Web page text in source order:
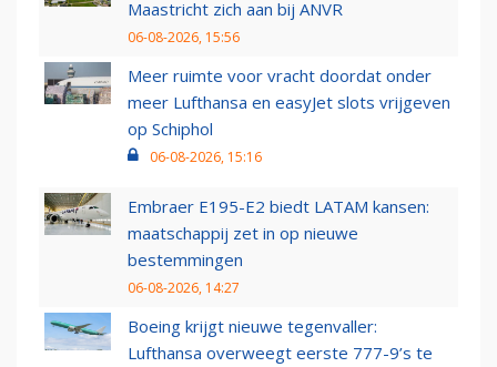
Maastricht zich aan bij ANVR
06-08-2026, 15:56
Meer ruimte voor vracht doordat onder
meer Lufthansa en easyJet slots vrijgeven
op Schiphol
06-08-2026, 15:16
Embraer E195-E2 biedt LATAM kansen:
maatschappij zet in op nieuwe
bestemmingen
06-08-2026, 14:27
Boeing krijgt nieuwe tegenvaller:
Lufthansa overweegt eerste 777-9’s te